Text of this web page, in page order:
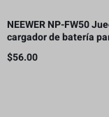
NEEWER NP-FW50
cargador de batería
cámara NP-FW50
$56.00